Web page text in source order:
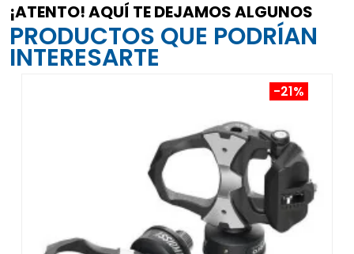
¡ATENTO! AQUÍ TE DEJAMOS ALGUNOS
PRODUCTOS QUE PODRÍAN
INTERESARTE
-21%